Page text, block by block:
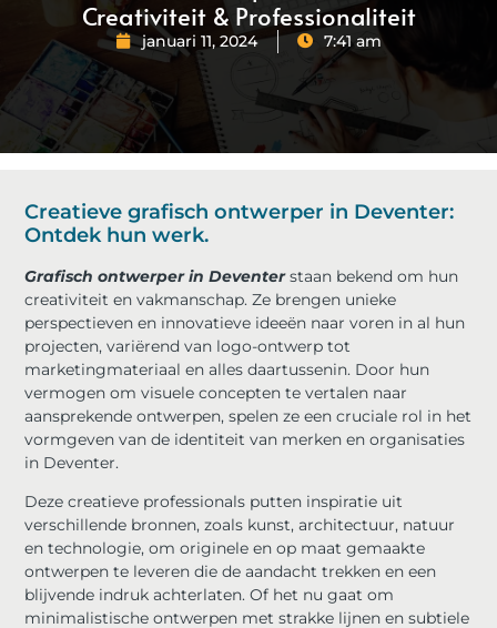
Creativiteit & Professionaliteit
januari 11, 2024 7:41 am
Creatieve grafisch ontwerper in Deventer:
Ontdek hun werk.
Grafisch ontwerper in Deventerstaan bekend om hun
creativiteit en vakmanschap. Ze brengen unieke
perspectieven en innovatieve ideeën naar voren in al hun
projecten, variërend van logo-ontwerp tot
marketingmateriaal en alles daartussenin. Door hun
vermogen om visuele concepten te vertalen naar
aansprekende ontwerpen, spelen ze een cruciale rol in het
vormgeven van de identiteit van merken en organisaties
in Deventer.
Deze creatieve professionals putten inspiratie uit
verschillende bronnen, zoals kunst, architectuur, natuur
en technologie, om originele en op maat gemaakte
ontwerpen te leveren die de aandacht trekken en een
blijvende indruk achterlaten. Of het nu gaat om
minimalistische ontwerpen met strakke lijnen en subtiele